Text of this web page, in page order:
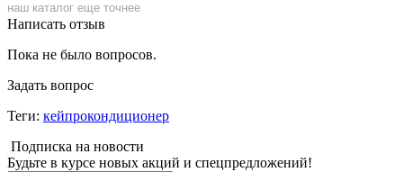
наш каталог еще точнее
Написать отзыв
Пока не было вопросов.
Задать вопрос
Теги: кейпрокондиционер
Подписка на новости
Будьте в курсе новых акций и спецпредложений!